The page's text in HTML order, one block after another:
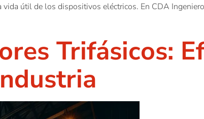
útil de los dispositivos eléctricos. En CDA
Trifásicos: